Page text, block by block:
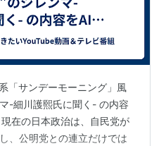
「サンデーモーニング」風
-細川護熙氏に聞く- の内容
在の日本政治は、自民党が
、公明党との連立だけでは